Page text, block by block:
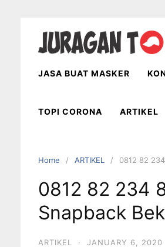
JASA BUAT MASKER
TOPI CORONA ARTIKEL
Home ARTIKEL 0812 82
0812 82 234
Snapback
ARTIKEL · JANUARY 6, 2020